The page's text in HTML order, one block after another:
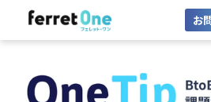
お
ツール・機能